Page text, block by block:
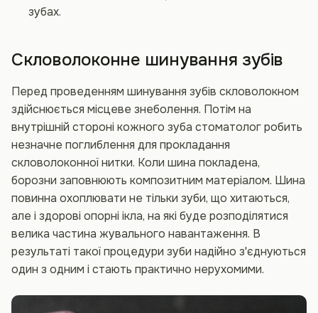
зубах.
Скловолоконне шинування зубів
Перед проведенням шинування зубів скловолокном
здійснюється місцеве знеболення. Потім на
внутрішній стороні кожного зуба стоматолог робить
незначне поглиблення для прокладання
скловолоконної нитки. Коли шина покладена,
борозни заповнюють композитним матеріалом. Шина
повинна охоплювати не тільки зуби, що хитаються,
але і здорові опорні ікла, на які буде розподілятися
велика частина жувального навантаження. В
результаті такої процедури зуби надійно з'єднуються
один з одним і стають практично нерухомими.